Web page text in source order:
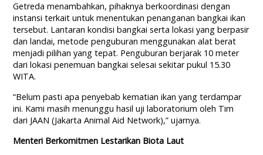
Getreda menambahkan, pihaknya berkoordinasi dengan
instansi terkait untuk menentukan penanganan bangkai ikan
tersebut. Lantaran kondisi bangkai serta lokasi yang berpasir
dan landai, metode penguburan menggunakan alat berat
menjadi pilihan yang tepat. Penguburan berjarak 10 meter
dari lokasi penemuan bangkai selesai sekitar pukul 15.30
WITA.
“Belum pasti apa penyebab kematian ikan yang terdampar
ini. Kami masih menunggu hasil uji laboratorium oleh Tim
dari JAAN (Jakarta Animal Aid Network),” ujarnya.
Menteri Berkomitmen Lestarikan Biota Laut